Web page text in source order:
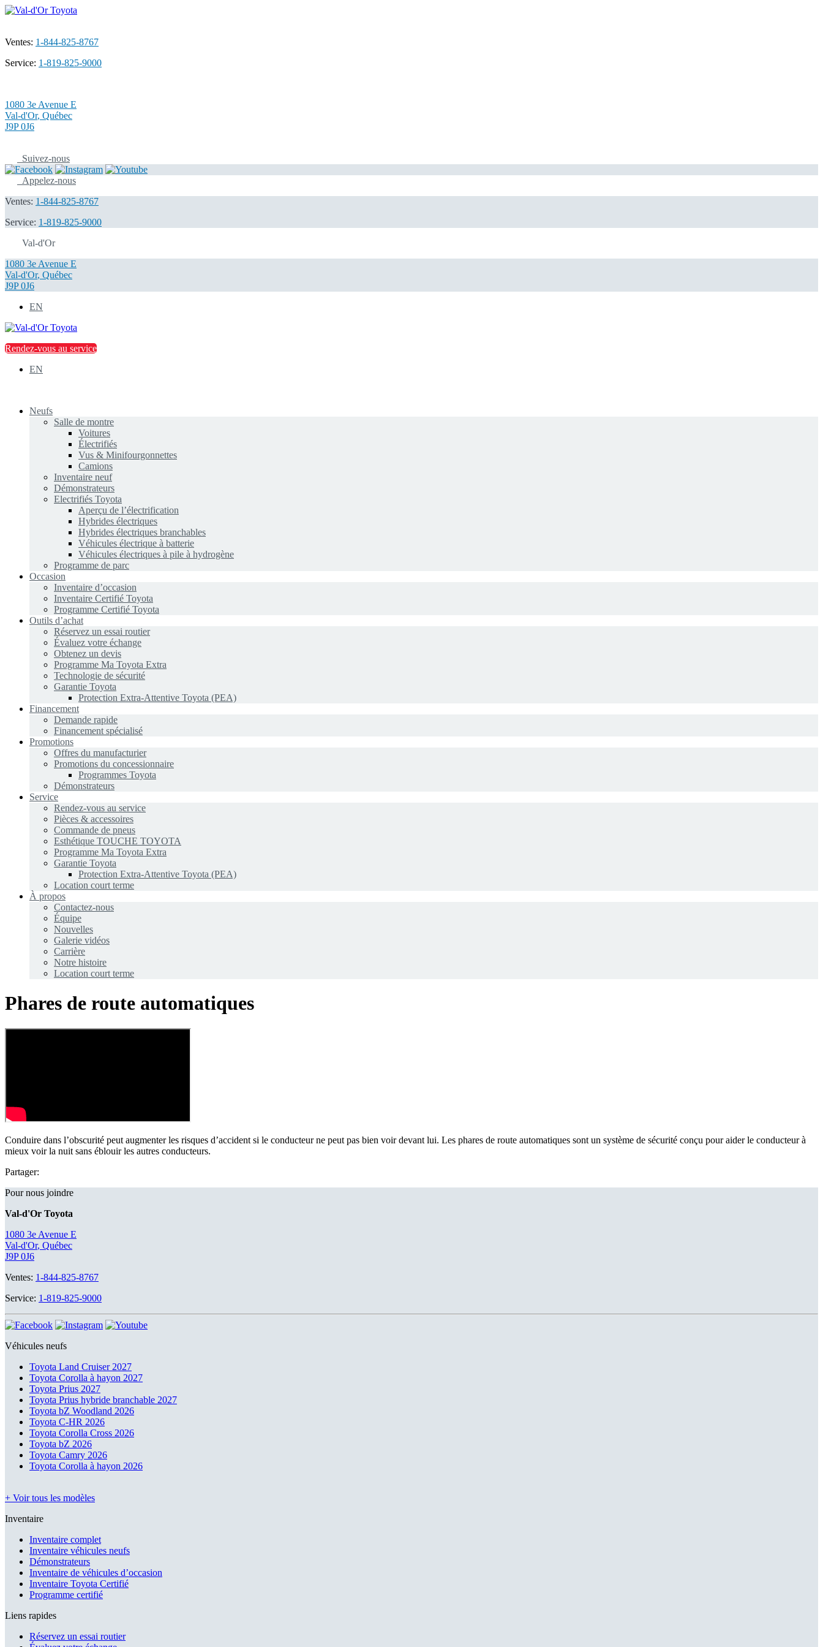
Ventes: 1-844-825-8767
Service: 1-819-825-9000
1080 3e Avenue E
Val-d'Or, Québec
J9P 0J6
Suivez-nous
Appelez-nous
Ventes: 1-844-825-8767
Service: 1-819-825-9000
Val-d'Or
1080 3e Avenue E
Val-d'Or, Québec
J9P 0J6
EN
Rendez-vous au service
EN
Neufs
Salle de montre
Voitures
Électrifiés
Vus & Minifourgonnettes
Camions
Inventaire neuf
Démonstrateurs
Electrifiés Toyota
Aperçu de l’électrification
Hybrides électriques
Hybrides électriques branchables
Véhicules électrique à batterie
Véhicules électriques à pile à hydrogène
Programme de parc
Occasion
Inventaire d’occasion
Inventaire Certifié Toyota
Programme Certifié Toyota
Outils d’achat
Réservez un essai routier
Évaluez votre échange
Obtenez un devis
Programme Ma Toyota Extra
Technologie de sécurité
Garantie Toyota
Protection Extra-Attentive Toyota (PEA)
Financement
Demande rapide
Financement spécialisé
Promotions
Offres du manufacturier
Promotions du concessionnaire
Programmes Toyota
Démonstrateurs
Service
Rendez-vous au service
Pièces & accessoires
Commande de pneus
Esthétique TOUCHE TOYOTA
Programme Ma Toyota Extra
Garantie Toyota
Protection Extra-Attentive Toyota (PEA)
Location court terme
À propos
Contactez-nous
Équipe
Nouvelles
Galerie vidéos
Carrière
Notre histoire
Location court terme
Phares de route automatiques
Conduire dans l’obscurité peut augmenter les risques d’accident si le conducteur ne peut pas bien voir devant lui. Les phares de route automatiques sont un système de sécurité conçu pour aider le conducteur à
mieux voir la nuit sans éblouir les autres conducteurs.
Partager:
Pour nous joindre
Val-d'Or Toyota
1080 3e Avenue E
Val-d'Or, Québec
J9P 0J6
Ventes: 1-844-825-8767
Service: 1-819-825-9000
Véhicules neufs
Toyota Land Cruiser 2027
Toyota Corolla à hayon 2027
Toyota Prius 2027
Toyota Prius hybride branchable 2027
Toyota bZ Woodland 2026
Toyota C-HR 2026
Toyota Corolla Cross 2026
Toyota bZ 2026
Toyota Camry 2026
Toyota Corolla à hayon 2026
+ Voir tous les modèles
Inventaire
Inventaire complet
Inventaire véhicules neufs
Démonstrateurs
Inventaire de véhicules d’occasion
Inventaire Toyota Certifié
Programme certifié
Liens rapides
Réservez un essai routier